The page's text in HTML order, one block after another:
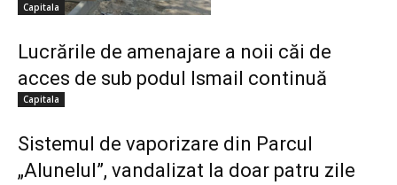
Capitala
Lucrările de amenajare a noii căi de
acces de sub podul Ismail continuă
Capitala
Sistemul de vaporizare din Parcul
„Alunelul”, vandalizat la doar patru zile